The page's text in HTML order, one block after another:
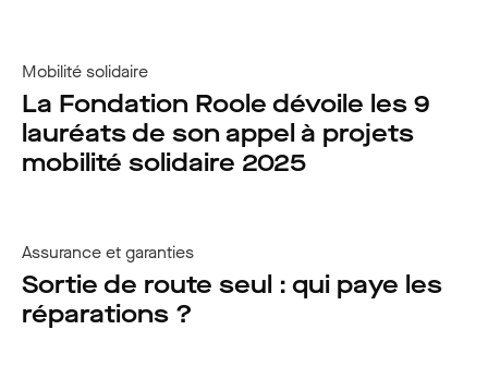
Mobilité solidaire
La Fondation Roole dévoile les 9
lauréats de son appel à projets
mobilité solidaire 2025
Assurance et garanties
Sortie de route seul : qui paye les
réparations ?